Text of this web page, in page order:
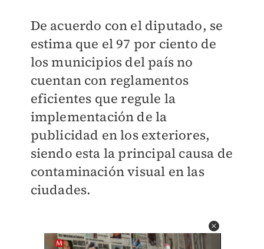
De acuerdo con el diputado, se
estima que el 97 por ciento de
los municipios del país no
cuentan con reglamentos
eficientes que regule la
implementación de la
publicidad en los exteriores,
siendo esta la principal causa de
contaminación visual en las
ciudades.